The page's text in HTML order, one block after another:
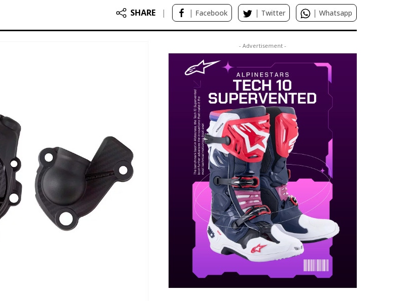
SHARE | | Facebook | Twitter | Whatsapp
- Advertisement -